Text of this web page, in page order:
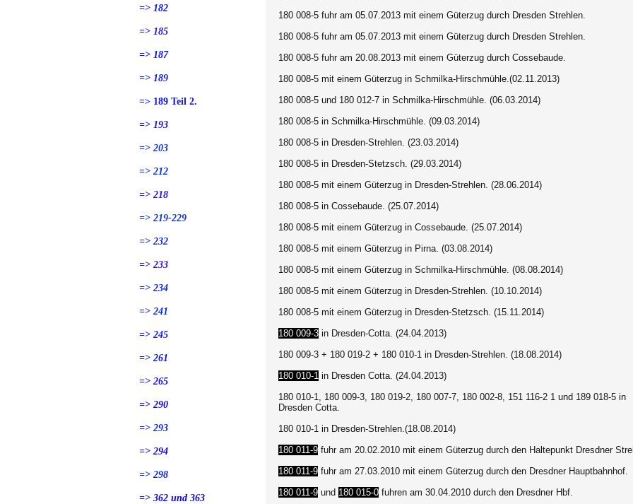
=> 182
=> 185
=> 187
=> 189
=> 189 Teil 2.
=> 193
=> 203
=> 212
=> 218
=> 219-229
=> 232
=> 233
=> 234
=> 241
=> 245
=> 261
=> 265
=> 290
=> 293
=> 294
=> 298
=> 362 und 363
180 008-5 fuhr am 05.07.2013 mit einem Güterzug durch Dresden Strehlen.
180 008-5 fuhr am 05.07.2013 mit einem Güterzug durch Dresden Strehlen.
180 008-5 fuhr am 20.08.2013 mit einem Güterzug durch Cossebaude.
180 008-5 mit einem Güterzug in Schmilka-Hirschmühle.(02.11.2013)
180 008-5 und 180 012-7 in Schmilka-Hirschmühle. (06.03.2014)
180 008-5 in Schmilka-Hirschmühle. (09.03.2014)
180 008-5 in Dresden-Strehlen. (23.03.2014)
180 008-5 in Dresden-Stetzsch. (29.03.2014)
180 008-5 mit einem Güterzug in Dresden-Strehlen. (28.06.2014)
180 008-5 in Cossebaude. (25.07.2014)
180 008-5 mit einem Güterzug in Cossebaude. (25.07.2014)
180 008-5 mit einem Güterzug in Pirna. (03.08.2014)
180 008-5 mit einem Güterzug in Schmilka-Hirschmühle. (08.08.2014)
180 008-5 mit einem Güterzug in Dresden-Strehlen. (10.10.2014)
180 008-5 mit einem Güterzug in Dresden-Stetzsch. (15.11.2014)
180 009-3 in Dresden-Cotta. (24.04.2013)
180 009-3 + 180 019-2 + 180 010-1 in Dresden-Strehlen. (18.08.2014)
180 010-1 in Dresden Cotta. (24.04.2013)
180 010-1, 180 009-3, 180 019-2, 180 007-7, 180 002-8, 151 116-2 1 und 189 018-5 in
Dresden Cotta.
180 010-1 in Dresden-Strehlen.(18.08.2014)
180 011-9 fuhr am 20.02.2010 mit einem Güterzug durch den Haltepunkt Dresdner
180 011-9 fuhr am 27.03.2010 mit einem Güterzug durch den Dresdner Hauptbahnhof.
180 011-9 und 180 015-0 fuhren am 30.04.2010 durch den Dresdner Hbf.